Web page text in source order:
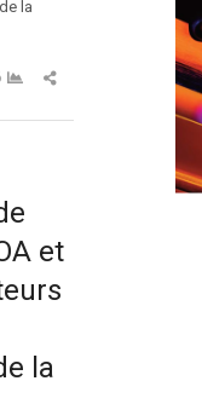
la
Partager cet article
et
la